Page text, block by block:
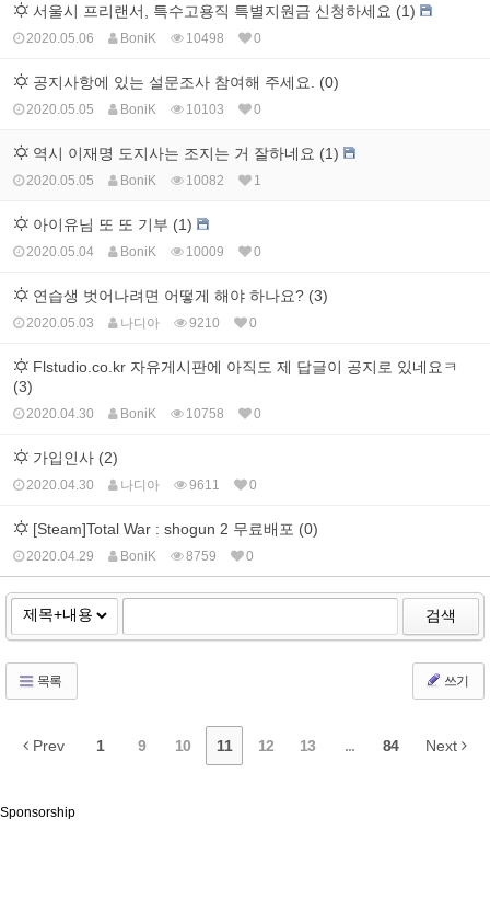
서울시 프리랜서, 특수고용직 특별지원금 신청하세요 (1)
2020.05.06 BoniK 10498 0
공지사항에 있는 설문조사 참여해 주세요. (0)
2020.05.05 BoniK 10103 0
역시 이재명 도지사는 조지는 거 잘하네요 (1)
2020.05.05 BoniK 10082 1
아이유님 또 또 기부 (1)
2020.05.04 BoniK 10009 0
연습생 벗어나려면 어떻게 해야 하나요? (3)
2020.05.03 나디아 9210 0
Flstudio.co.kr 자유게시판에 아직도 제 답글이 공지로 있네요ㅋ
(3)
2020.04.30 BoniK 10758 0
가입인사 (2)
2020.04.30 나디아 9611 0
[Steam]Total War : shogun 2 무료배포 (0)
2020.04.29 BoniK 8759 0
검색
목록 쓰기
Prev 1 9 10 11 12 13 ... 84 Next
Sponsorship